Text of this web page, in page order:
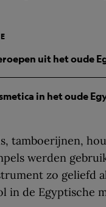
uit het oude
in het oude
tamboerijnen,
werden
zo geliefd
in de Egyptische